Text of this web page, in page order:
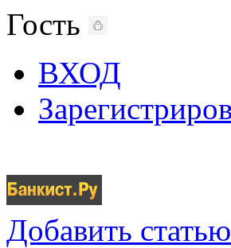
Гость
ВХОД
Добавить статью